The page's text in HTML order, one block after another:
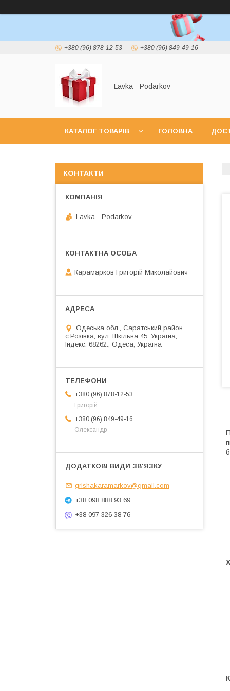
+380 (96) 878-12-53 +380 (96) 849-49-16
Lavka - Podarkov
КАТАЛОГ ТОВАРІВ ГОЛОВНА
КОНТАКТИ
Lavka - Podarkov
Карамарков Григорій Миколайович
Одеська обл., Саратський район.
с.Розівка, вул. Шкільна 45, Україна,
Індекс: 68262., Одеса, Україна
+380 (96) 878-12-53
Григорій
+380 (96) 849-49-16
Олександр
grishakaramarkov@gmail.com
+38 098 888 93 69
+38 097 326 38 76